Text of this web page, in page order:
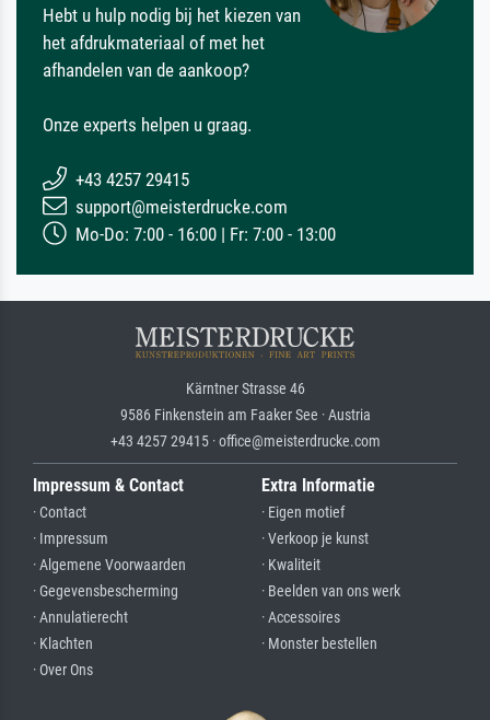
Hebt u hulp nodig bij het kiezen van
het afdrukmateriaal of met het
afhandelen van de aankoop?
Onze experts helpen u graag.
+43 4257 29415
support@meisterdrucke.com
Mo-Do: 7:00 - 16:00 | Fr: 7:00 - 13:00
Kärntner Strasse 46
9586 Finkenstein am Faaker See · Austria
+43 4257 29415 · office@meisterdrucke.com
Impressum & Contact
· Contact
· Impressum
· Algemene Voorwaarden
· Gegevensbescherming
· Annulatierecht
· Klachten
· Over Ons
Extra Informatie
· Eigen motief
· Verkoop je kunst
· Kwaliteit
· Beelden van ons werk
· Accessoires
· Monster bestellen